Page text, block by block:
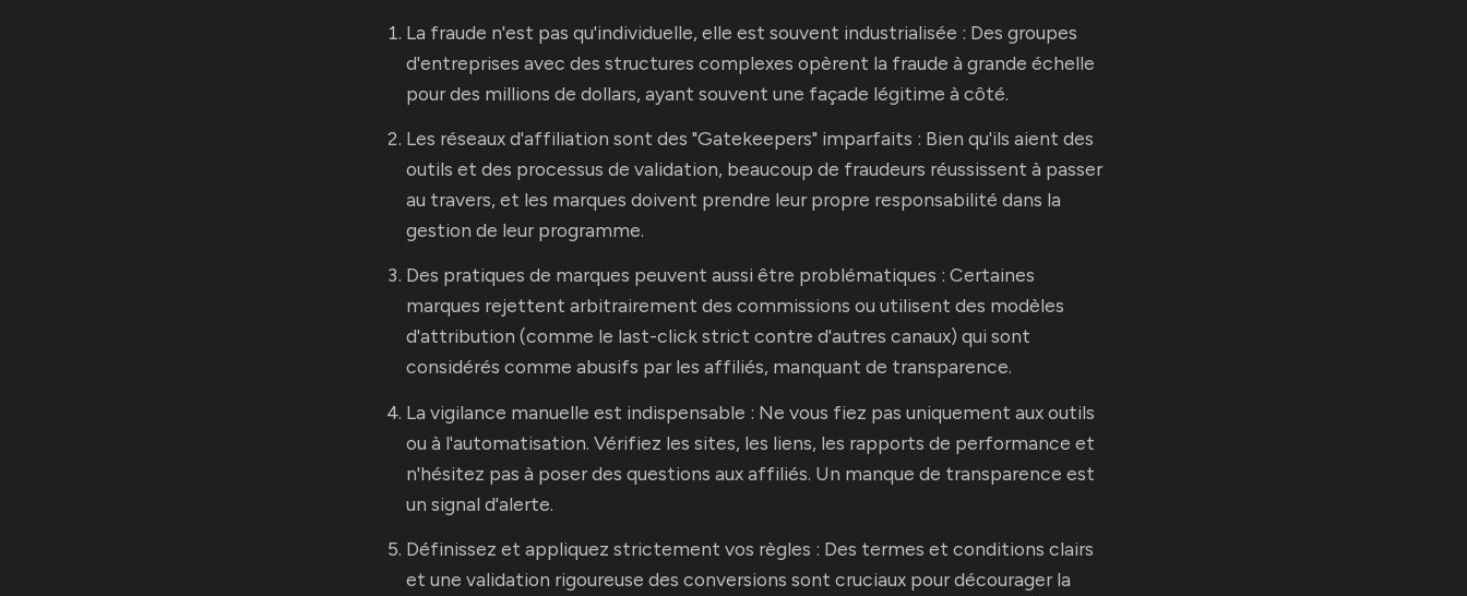
La fraude n'est pas qu'individuelle, elle est souvent industrialisée : Des groupes
d'entreprises avec des structures complexes opèrent la fraude à grande échelle
pour des millions de dollars, ayant souvent une façade légitime à côté.
Les réseaux d'affiliation sont des "Gatekeepers" imparfaits : Bien qu'ils aient des
outils et des processus de validation, beaucoup de fraudeurs réussissent à passer
au travers, et les marques doivent prendre leur propre responsabilité dans la
gestion de leur programme.
Des pratiques de marques peuvent aussi être problématiques : Certaines
marques rejettent arbitrairement des commissions ou utilisent des modèles
d'attribution (comme le last-click strict contre d'autres canaux) qui sont
considérés comme abusifs par les affiliés, manquant de transparence.
La vigilance manuelle est indispensable : Ne vous fiez pas uniquement aux outils
ou à l'automatisation. Vérifiez les sites, les liens, les rapports de performance et
n'hésitez pas à poser des questions aux affiliés. Un manque de transparence est
un signal d'alerte.
Définissez et appliquez strictement vos règles : Des termes et conditions clairs
et une validation rigoureuse des conversions sont cruciaux pour décourager la